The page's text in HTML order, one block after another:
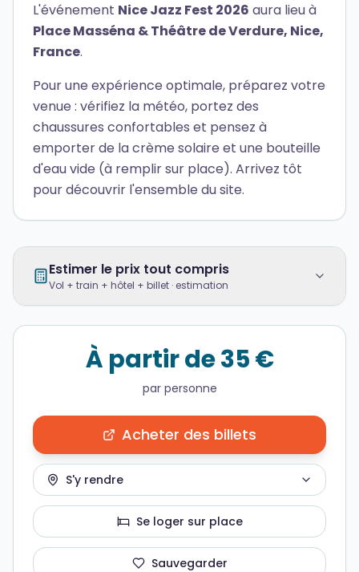
L'événement Nice Jazz Fest 2026 aura lieu à
Place Masséna & Théâtre de Verdure, Nice,
France.
Pour une expérience optimale, préparez votre
venue : vérifiez la météo, portez des
chaussures confortables et pensez à
emporter de la crème solaire et une bouteille
d'eau vide (à remplir sur place). Arrivez tôt
pour découvrir l'ensemble du site.
Estimer le prix tout compris
Vol + train + hôtel + billet · estimation
À partir de 35 €
par personne
Acheter des billets
S'y rendre
Se loger sur place
Sauvegarder